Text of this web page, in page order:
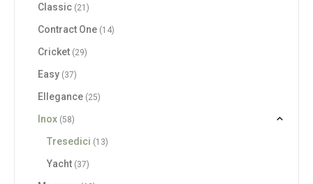
Classic (21)
Contract One (14)
Cricket (29)
Easy (37)
Ellegance (25)
Inox (58)
Tresedici (13)
Yacht (37)